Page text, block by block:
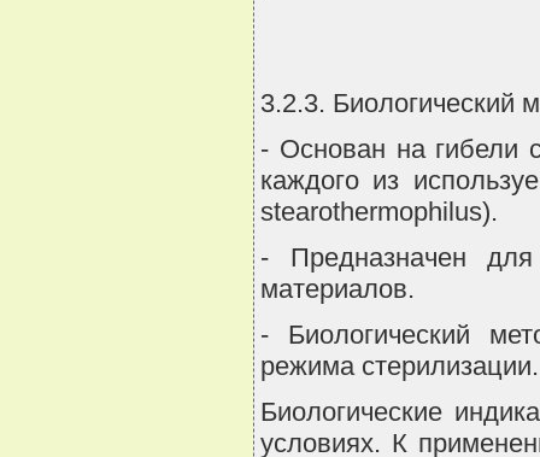
3.2.3. Биологический
- Основан на гибели
каждого из
stearothermophilus).
- Предназначен
материалов.
- Биологический
режима стерилизации.
Биологические
условиях. К